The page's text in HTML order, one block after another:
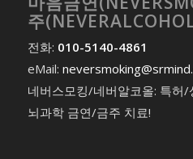
주
전화: 010-5140-4861
eMail:
네버스모킹/네버알코올: 특허
뇌과학 금연/금주 치료!